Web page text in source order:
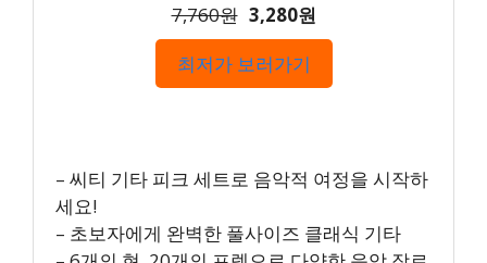
7,760원 3,280원
최저가 보러가기
– 씨티 기타 피크 세트로 음악적 여정을 시작하
세요!
– 초보자에게 완벽한 풀사이즈 클래식 기타